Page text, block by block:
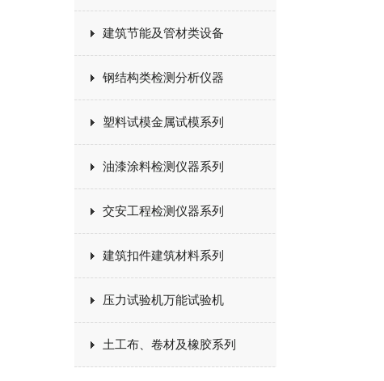
建筑节能及管材类设备
钢结构类检测分析仪器
塑料试模金属试模系列
油漆涂料检测仪器系列
交安工程检测仪器系列
建筑扣件建筑材料系列
压力试验机万能试验机
土工布、卷材及橡胶系列